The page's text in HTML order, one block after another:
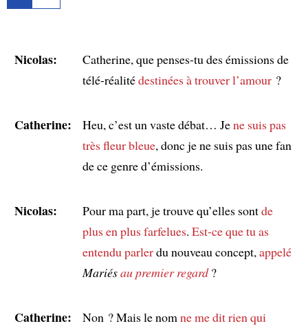
Nicolas:
Catherine, que penses-tu des émissions de
télé-réalitédestinées à trouver l’amour?
Catherine: Heu, c’est un vaste débat… Jene suis pas
très fleur bleue, donc je ne suis pas une fan
de ce genre d’émissions.
Nicolas: Pour ma part, je trouve qu’elles sontde
plus en plus farfelues. Est-ce que tu as
entendu parlerdu nouveau concept, appelé
Mariésau premier regard?
Catherine: Non ? Mais le nom ne me dit rien qui